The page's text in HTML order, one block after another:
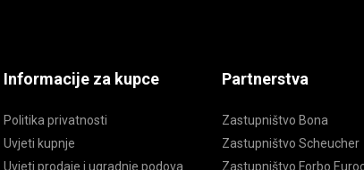
Informacije za kupce
Politika privatnosti
Uvjeti kupnje
Uvjeti prodaje i ugradnje podova
Partnerstva
Zastupništvo Bona
Zastupništvo Scheucher
Zastupništvo Forbo